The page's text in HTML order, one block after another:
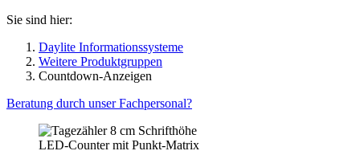
Sie sind hier:
Daylite Informationssysteme
Weitere Produktgruppen
Countdown-Anzeigen
Beratung durch unser Fachpersonal?
LED-Counter mit Punkt-Matrix